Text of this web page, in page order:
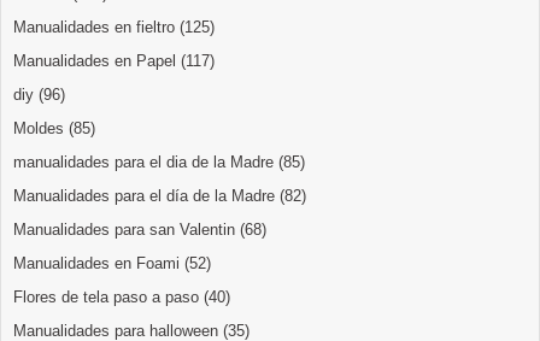
Manualidades en fieltro (125)
Manualidades en Papel (117)
diy (96)
Moldes (85)
manualidades para el dia de la Madre (85)
Manualidades para el día de la Madre (82)
Manualidades para san Valentin (68)
Manualidades en Foami (52)
Flores de tela paso a paso (40)
Manualidades para halloween (35)